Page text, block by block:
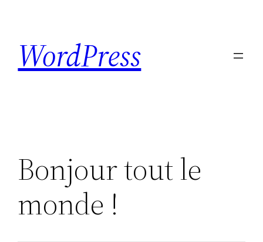
content
WordPress
Bonjour tout le
monde !